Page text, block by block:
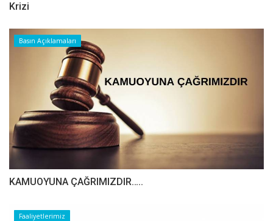
Krizi
Basın Açıklamaları
​​​​​​​KAMUOYUNA ÇAĞRIMIZDIR…..
Faaliyetlerimiz